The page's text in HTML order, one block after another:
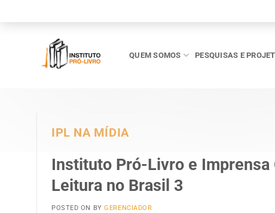
QUEM SOMOS PESQUISAS E
IPL NA MÍDIA
Instituto Pró-Livro e
Leitura no Brasil 3
POSTED ON BYGERENCIADOR